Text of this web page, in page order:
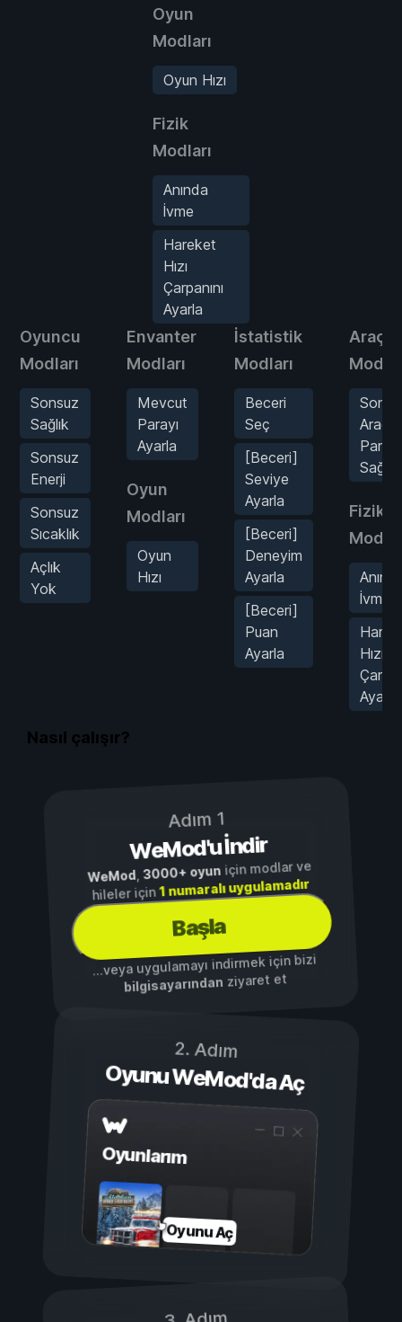
Oyun
Modları
Oyun Hızı
Fizik
Modları
Anında
İvme
Hareket
Hızı
Çarpanını
Ayarla
Oyuncu
Modları
Sonsuz
Sağlık
Sonsuz
Enerji
Sonsuz
Sıcaklık
Açlık
Yok
Envanter
Modları
Mevcut
Parayı
Ayarla
Oyun
Modları
Oyun
Hızı
İstatistik
Modları
Beceri
Seç
[Beceri]
Seviye
Ayarla
[Beceri]
Deneyim
Ayarla
[Beceri]
Puan
Ayarla
Araç
Sağlığı
Fizik
İvme
Hızı
Ayarla
Nasıl çalışır?
Adım 1
WeMod'u İndir
WeMod,3000+ oyuniçin modlar ve
hileler için1 numaralı uygulamadır
Başla
...veya uygulamayı indirmek için bizi
bilgisayarından ziyaret et
2. Adım
Oyunu WeMod'da Aç
Oyunlarım
Oyunu Aç